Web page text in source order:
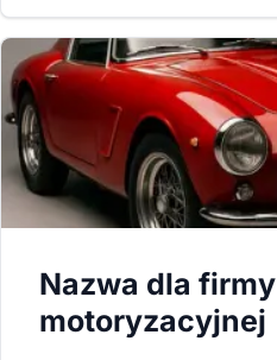
Nazwa dla firmy
motoryzacyjnej